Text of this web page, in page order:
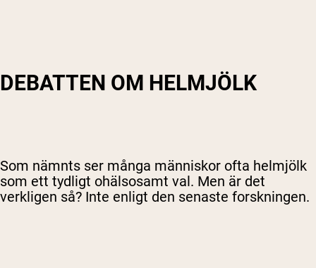
DEBATTEN OM HELMJÖLK
Som nämnts ser många människor ofta helmjölk
som ett tydligt ohälsosamt val. Men är det
verkligen så? Inte enligt den senaste forskningen.